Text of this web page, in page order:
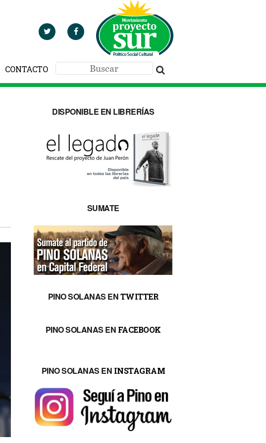
CONTACTO
DISPONIBLE EN LIBRERÍAS
SUMATE
PINO SOLANAS ENTWITTER
PINO SOLANAS EN FACEBOOK
PINO SOLANAS EN INSTAGRAM